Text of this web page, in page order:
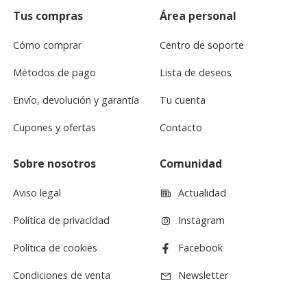
Tus compras
Cómo comprar
Métodos de pago
Envío, devolución y garantía
Cupones y ofertas
Área personal
Centro de soporte
Lista de deseos
Tu cuenta
Contacto
Sobre nosotros
Aviso legal
Política de privacidad
Política de cookies
Condiciones de venta
Comunidad
Actualidad
Instagram
Facebook
Newsletter